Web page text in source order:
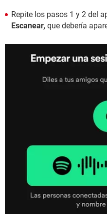
Repite los pasos 1 y 2 del
Escanear, que debería